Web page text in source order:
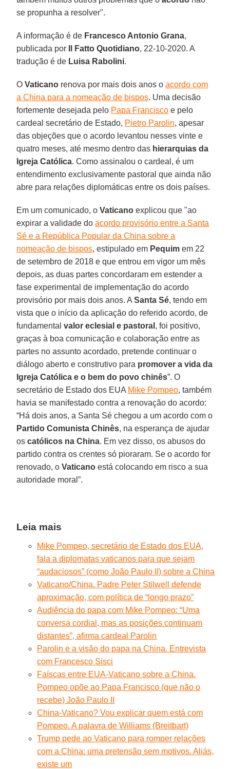
se propunha a resolver".
A informação é de Francesco Antonio Grana,
publicada por Il Fatto Quotidiano, 22-10-2020. A
tradução é de Luisa Rabolini.
OVaticano renova por mais dois anos oacordo com
a China para a nomeação de bispos. Uma decisão
fortemente desejada pelo Papa Francisco e pelo
cardeal secretário de Estado, Pietro Parolin, apesar
das objeções que o acordo levantou nesses vinte e
quatro meses, até mesmo dentro das hierarquias da
Igreja Católica. Como assinalou o cardeal, é um
entendimento exclusivamente pastoral que ainda não
abre para relações diplomáticas entre os dois países.
Em um comunicado, oVaticano explicou que "ao
expirar a validade doacordo provisório entre a Santa
Sé e a República Popular da China sobre a
nomeação de bispos, estipulado em Pequim em 22
de setembro de 2018 e que entrou em vigor um mês
depois, as duas partes concordaram em estender a
fase experimental de implementação do acordo
provisório por mais dois anos. ASanta Sé, tendo em
vista que o início da aplicação do referido acordo, de
fundamentalvalor eclesial e pastoral , foi positivo,
graças à boa comunicação e colaboração entre as
partes no assunto acordado, pretende continuar o
diálogo aberto e construtivo para promover a vida da
Igreja Católica e o bem do povo chinês”. O
secretário de Estado dos EUA Mike Pompeo, também
havia se manifestado contra a renovação do acordo:
“Há dois anos, a Santa Sé chegou a um acordo com o
Partido Comunista Chinês, na esperança de ajudar
oscatólicos na China. Em vez disso, os abusos do
partido contra os crentes só pioraram. Se o acordo for
renovado, oVaticano está colocando em risco a sua
autoridade moral”.
Leia mais
Mike Pompeo, secretário de Estado dos EUA,
fala a diplomatas vaticanos para que sejam
“audaciosos” (como João Paulo II) sobre a China
Vaticano/China. Padre Peter Stilwell defende
aproximação, com política de “longo prazo”
Audiência do papa com Mike Pompeo: “Uma
conversa cordial, mas as posições continuam
distantes”, afirma cardeal Parolin
Parolin e a visão do papa na China. Entrevista
com Francesco Sisci
Faíscas entre EUA-Vaticano sobre a China.
Pompeo opõe ao Papa Francisco (que não o
recebe) João Paulo II
China-Vaticano? Vou explicar quem está com
Pompeo. A palavra de Williams (Breitbart)
Trump pede ao Vaticano para romper relações
com a China: uma pretensão sem motivos. Aliás,
existe um